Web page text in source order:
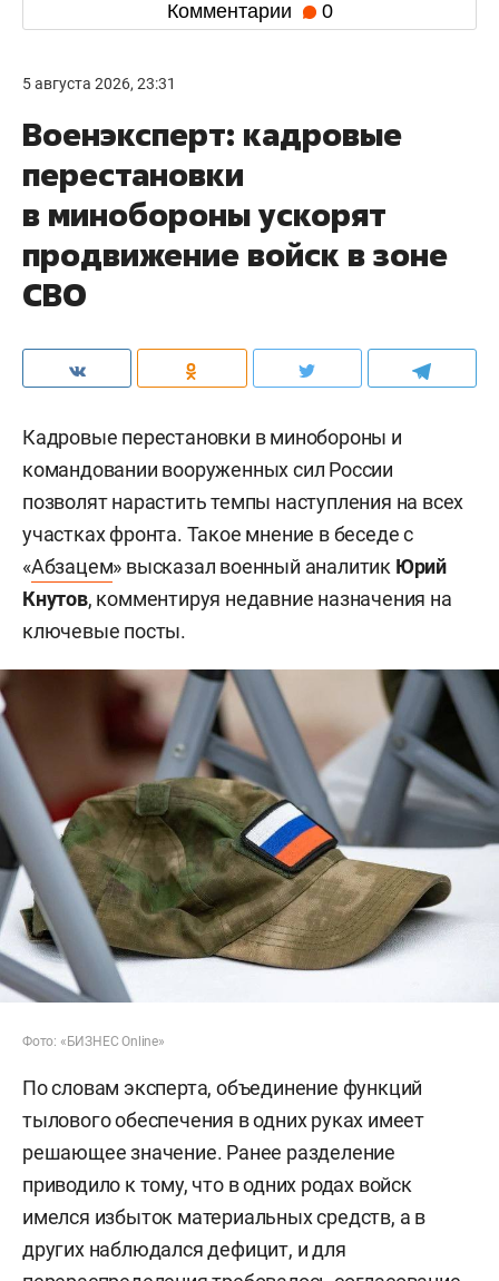
Комментарии 0
5 августа 2026, 23:31
Военэксперт: кадровые
перестановки
в минобороны ускорят
продвижение войск в зоне
СВО
Кадровые перестановки в минобороны и
командовании вооруженных сил России
позволят нарастить темпы наступления на всех
участках фронта. Такое мнение в беседе с
«Абзацем» высказал военный аналитик Юрий
Кнутов, комментируя недавние назначения на
ключевые посты.
Фото: «БИЗНЕС Online»
По словам эксперта, объединение функций
тылового обеспечения в одних руках имеет
решающее значение. Ранее разделение
приводило к тому, что в одних родах войск
имелся избыток материальных средств, а в
других наблюдался дефицит, и для